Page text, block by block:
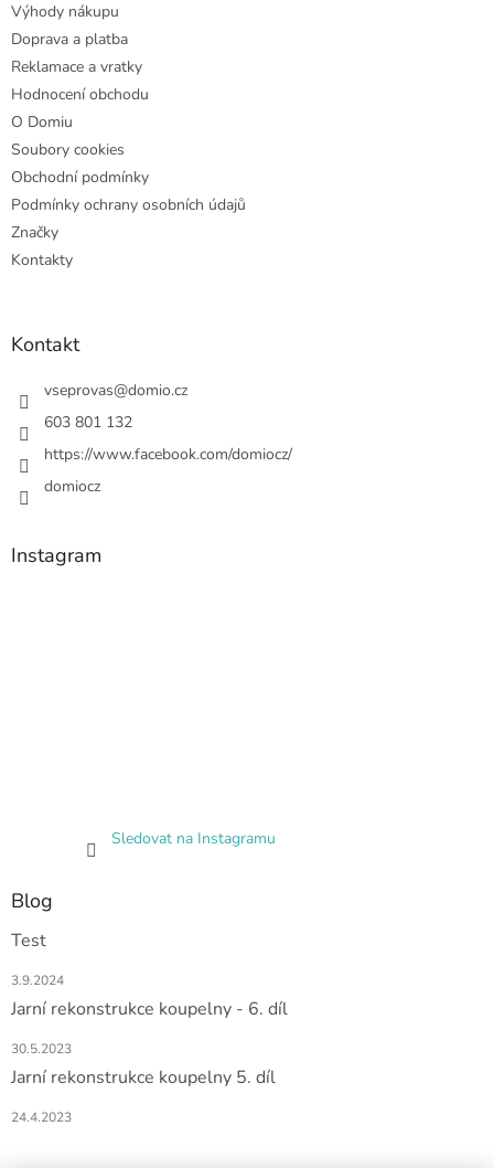
Výhody nákupu
Doprava a platba
Reklamace a vratky
Hodnocení obchodu
O Domiu
Soubory cookies
Obchodní podmínky
Podmínky ochrany osobních údajů
Značky
Kontakty
Kontakt
vseprovas@domio.cz
603 801 132
https://www.facebook.com/domiocz/
domiocz
Instagram
Sledovat na Instagramu
Blog
Test
3.9.2024
Jarní rekonstrukce koupelny - 6. díl
30.5.2023
Jarní rekonstrukce koupelny 5. díl
24.4.2023